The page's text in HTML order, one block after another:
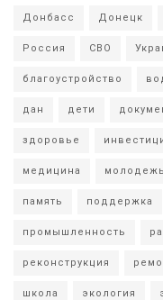
Донбасс Донецк
Россия СВО
благоустройство
дан дети
здоровье
медицина молодежь
память поддержка
промышленность
реконструкция
школа экология